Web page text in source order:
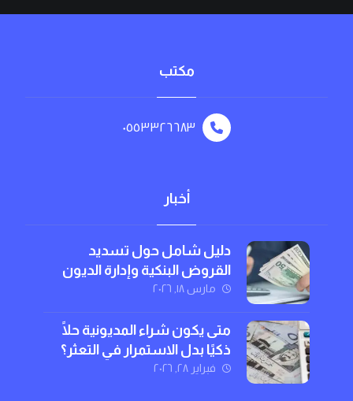
مكتب
٠٥٥٣٣٢٦٦٨٣
أخبار
دليل شامل حول تسديد
القروض البنكية وإدارة الديون
بذكاءمارس ١٨, ٢٠٢٦
متى يكون شراء المديونية حلًا
ذكيًا بدل الاستمرار في التعثر؟
فبراير ٢٨, ٢٠٢٦